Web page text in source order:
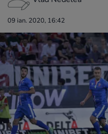
09 ian. 2020, 16:42